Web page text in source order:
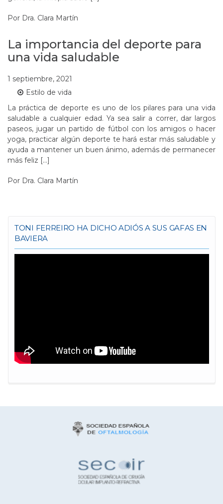
Por Dra. Clara Martín
La importancia del deporte para
una vida saludable
1 septiembre, 2021
Estilo de vida
La práctica de deporte es uno de los pilares para una vida
saludable a cualquier edad. Ya sea salir a correr, dar largos
paseos, jugar un partido de fútbol con los amigos o hacer
yoga, practicar algún deporte te hará estar más saludable y
ayuda a mantener un buen ánimo, además de permanecer
más feliz […]
Por Dra. Clara Martín
TONI FERREIRO HA DICHO ADIÓS A SUS GAFAS EN
BAVIERA